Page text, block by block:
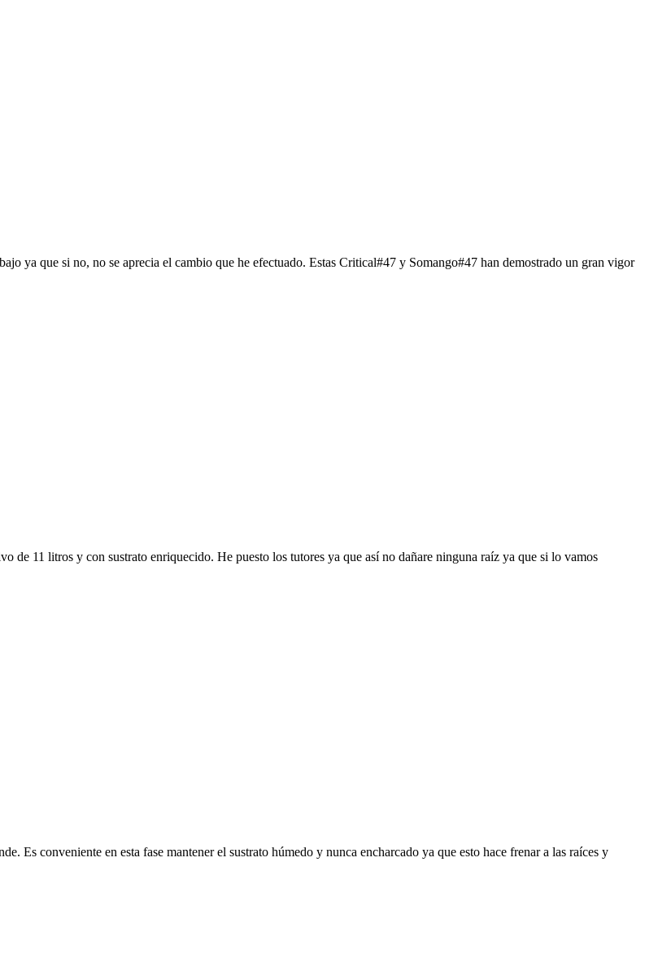
ya que si no, no se aprecia el cambio que he efectuado. Estas Critical#47 y Somango#47 han demostrado un gran vigor
de 11 litros y con sustrato enriquecido. He puesto los tutores ya que así no dañare ninguna raíz ya que si lo vamos
Es conveniente en esta fase mantener el sustrato húmedo y nunca encharcado ya que esto hace frenar a las raíces y